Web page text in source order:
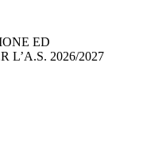
ED
L’A.S. 2026/2027